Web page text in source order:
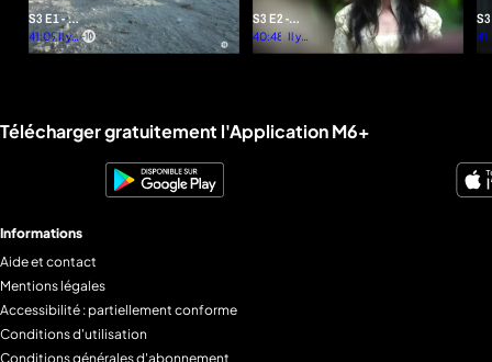
S3 E1 - Il
suffit d'y
croire
41:09Il y a
plus
S3 E2 -
L'orpheline
40:48 Il y a
plus
Liens utiles M6+.
Télécharger gratuitement l'Application M6+
Informations
Aide et contact
Mentions légales
Accessibilité : partiellement conforme
Conditions d'utilisation
Conditions générales d'abonnement